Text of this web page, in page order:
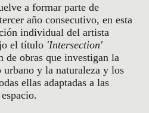
a formar parte de
año consecutivo, en esta
individual del artista
el título 'Intersection'
de obras que investigan la
urbano y la naturaleza y los
ellas adaptadas a las